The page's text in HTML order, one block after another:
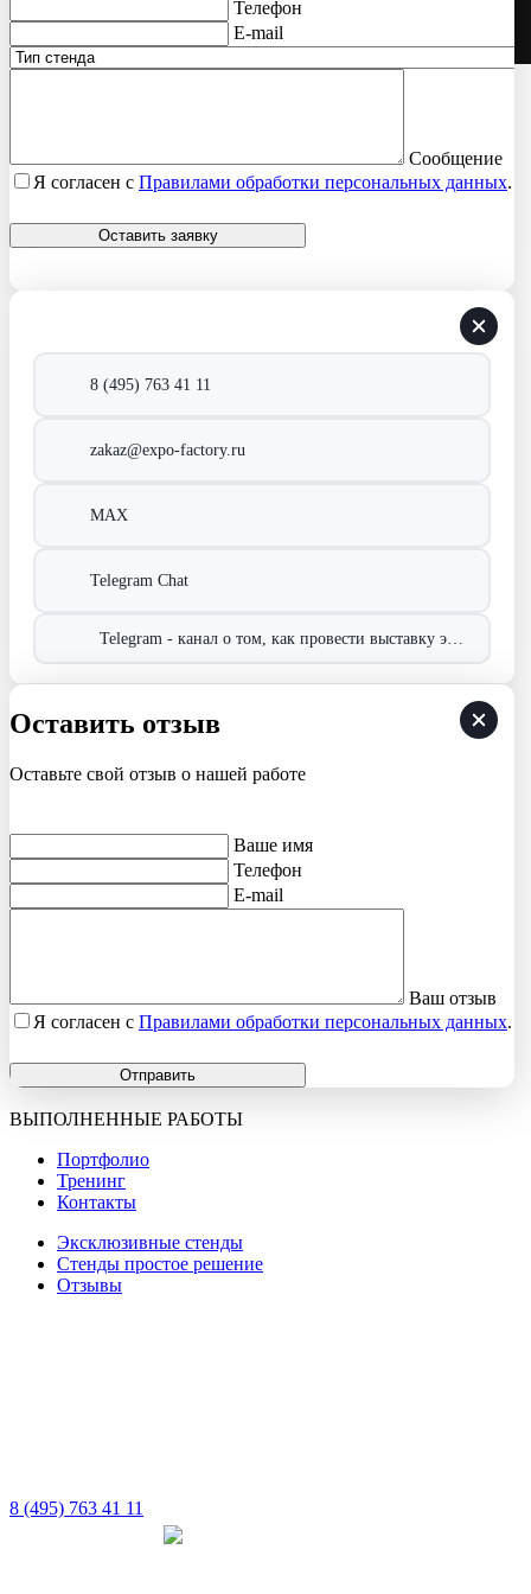
Большая Почтовая, д.26, стр.1
-->
Пишите zakaz@expo-factory.ru
Телефон
E-mail
Сообщение
Я согласен с Правилами обработки персональных данных.
Оставить заявку
8 (495) 763 41 11
zakaz@expo-factory.ru
MAX
Telegram Chat
Telegram - канал о том, как провести выставку эффективно!
Оставить отзыв
Оставьте свой отзыв о нашей работе
Ваше имя
Телефон
E-mail
Ваш отзыв
Я согласен с Правилами обработки персональных данных.
Отправить
ВЫПОЛНЕННЫЕ РАБОТЫ
Портфолио
Тренинг
Контакты
Эксклюзивные стенды
Стенды простое решение
Отзывы
8 (495) 763 41 11